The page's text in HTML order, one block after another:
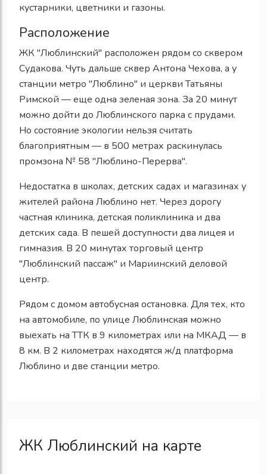
кустарники, цветники и газоны.
Расположение
ЖК "Люблинский" расположен рядом со сквером
Судакова. Чуть дальше сквер Антона Чехова, а у
станции метро "Люблино" и церкви Татьяны
Римской — еще одна зеленая зона. За 20 минут
можно дойти до Люблинского парка с прудами.
Но состояние экологии нельзя считать
благоприятным — в 500 метрах раскинулась
промзона № 58 "Люблино-Перерва".
Недостатка в школах, детских садах и магазинах у
жителей района Люблино нет. Через дорогу
частная клиника, детская поликлиника и два
детских сада. В пешей доступности два лицея и
гимназия. В 20 минутах торговый центр
"Люблинский пассаж" и Мариинский деловой
центр.
Рядом с домом автобусная остановка. Для тех, кто
на автомобиле, по улице Люблинская можно
выехать на ТТК в 9 километрах или на МКАД — в
8 км. В 2 километрах находятся ж/д платформа
Люблино и две станции метро.
ЖК Люблинский на карте